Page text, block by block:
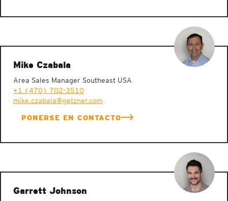
Mike Czabala
Area Sales Manager Southeast USA
+1 (470) 702-3510
mike.czabala@getzner.com
PONERSE EN CONTACTO
Garrett Johnson